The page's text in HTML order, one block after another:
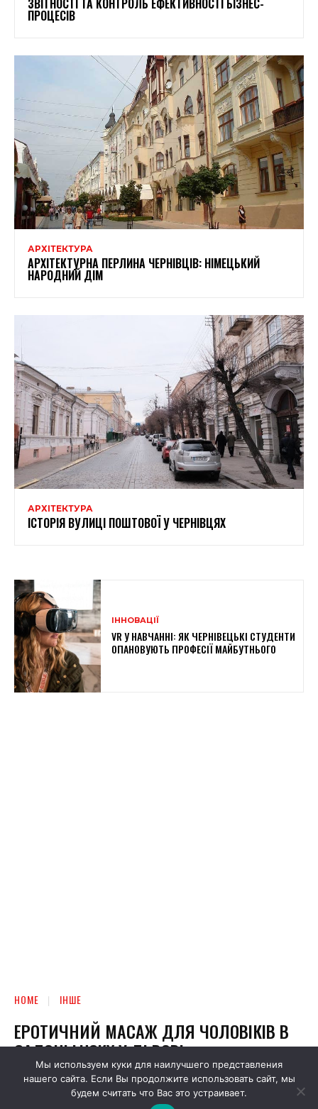
ЗВІТНОСТІ ТА КОНТРОЛЬ ЕФЕКТИВНОСТІ БІЗНЕС-
ПРОЦЕСІВ
АРХІТЕКТУРА
АРХІТЕКТУРНА ПЕРЛИНА ЧЕРНІВЦІВ: НІМЕЦЬКИЙ
НАРОДНИЙ ДІМ
АРХІТЕКТУРА
ІСТОРІЯ ВУЛИЦІ ПОШТОВОЇ У ЧЕРНІВЦЯХ
ІННОВАЦІЇ
VR У НАВЧАННІ: ЯК ЧЕРНІВЕЦЬКІ СТУДЕНТИ
ОПАНОВУЮТЬ ПРОФЕСІЇ МАЙБУТНЬОГО
Мы используем куки для наилучшего представления
нашего сайта. Если Вы продолжите использовать сайт, мы
будем считать что Вас это устраивает.